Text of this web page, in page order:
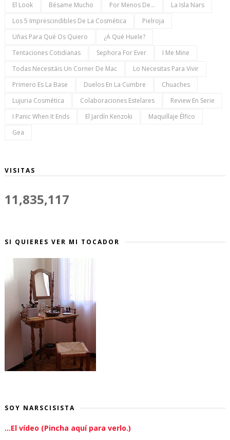
El Look Bésame Mucho Por Menos De...
La Isla Nars
Los 5 Imprescindibles De La Cosmética
Pielroja
Uñas Para Qué Os Quiero
¿a Qué Huele?
Tentaciones Cotidianas
Sephora For Ever
I Me Mine
Todas Necesitáis Un Corner De Mac
Lo Necesitas Para Vivir
Primero Es La Base
Duelos En La Cumbre
Chuaches
Lujuria Cosmética
Colaboraciones Estelares
Review En Serie
I Panic When It Ends
El Jardín Kenzoki
Maquillaje Élfico
Gea
VISITAS
11,835,117
SI QUIERES VER MI TOCADOR
SOY NARSCISISTA
...El vídeo (Pincha aquí para verlo.)